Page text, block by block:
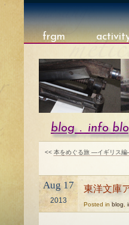
frgm
blog. info
<< 本をめぐる旅 —イギリス
Aug 17
2013
東洋文庫
Posted in blog